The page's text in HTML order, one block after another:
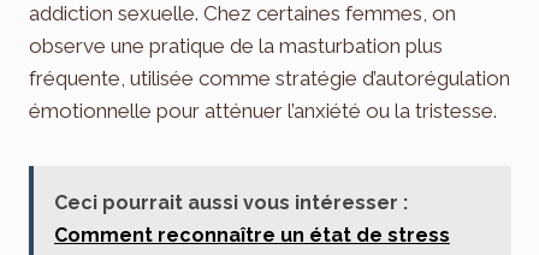
addiction sexuelle. Chez certaines femmes, on
observe une pratique de la masturbation plus
fréquente, utilisée comme stratégie d’autorégulation
émotionnelle pour atténuer l’anxiété ou la tristesse.
Ceci pourrait aussi vous intéresser :
Comment reconnaître un état de stress